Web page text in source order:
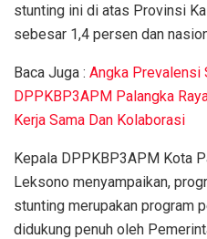
stunting ini di atas Provinsi
sebesar 1,4 persen dan
Baca Juga : Angka Prevalensi
DPPKBP3APM Palangka
Kerja Sama Dan Kolaborasi
Kepala DPPKBP3APM Kota
Leksono menyampaikan,
stunting merupakan program
didukung penuh oleh